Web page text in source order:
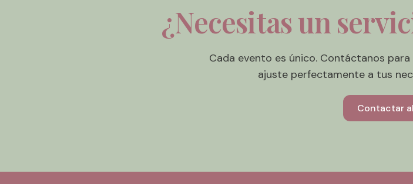
¿Necesitas un
Cada evento es único. Contáctanos
ajuste perfectamente a tus
Contactar